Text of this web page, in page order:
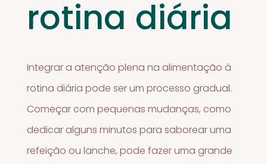
rotina diária
Integrar a atenção plena na alimentação à
rotina diária pode ser um processo gradual.
Começar com pequenas mudanças, como
dedicar alguns minutos para saborear uma
refeição ou lanche, pode fazer uma grande